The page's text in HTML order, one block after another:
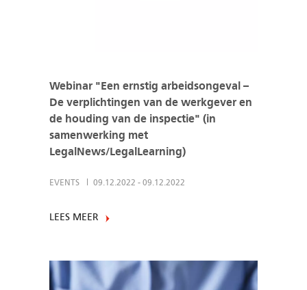
Webinar "Een ernstig arbeidsongeval –
De verplichtingen van de werkgever en
de houding van de inspectie" (in
samenwerking met
LegalNews/LegalLearning)
EVENTS 09.12.2022 - 09.12.2022
LEES MEER